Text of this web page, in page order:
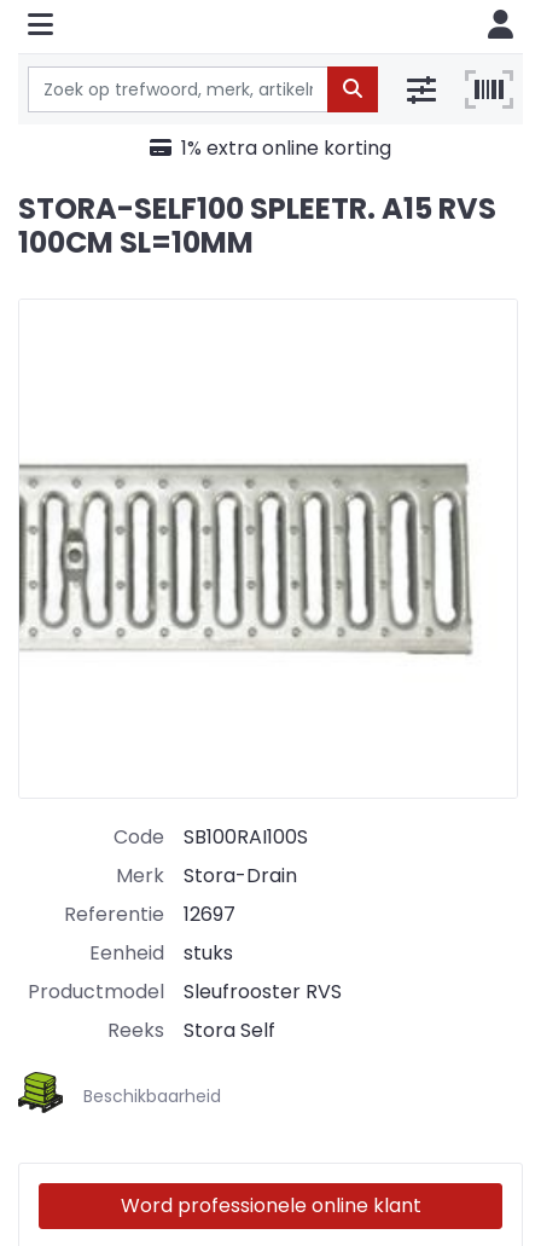
1% extra online korting
STORA-SELF100 SPLEETR. A15 RVS
100CM SL=10MM
Code
SB100RAI100S
Merk
Stora-Drain
Referentie
12697
Eenheid
stuks
Productmodel
Sleufrooster RVS
Reeks
Stora Self
Beschikbaarheid
Word professionele online klant